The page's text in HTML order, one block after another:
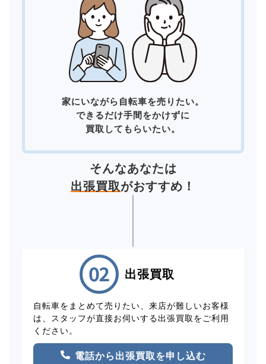
家にいながら自転車を売りたい。
できるだけ手間をかけずに
買取してもらいたい。
そんなあなたは
出張買取がおすすめ！
出張買取
自転車をまとめて売りたい、来店が難しいお客様
は、スタッフが直接お伺いする出張買取をご利用
ください。
電話から出張買取を申し込む